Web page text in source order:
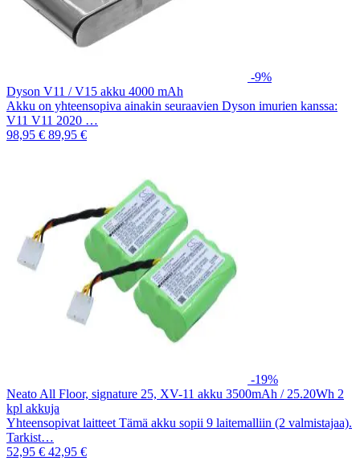
-9%
Dyson V11 / V15 akku 4000 mAh
Akku on yhteensopiva ainakin seuraavien Dyson imurien kanssa:
V11 V11 2020 …
98,95 € 89,95 €
-19%
Neato All Floor, signature 25, XV-11 akku 3500mAh / 25.20Wh 2
kpl akkuja
Yhteensopivat laitteet Tämä akku sopii 9 laitemalliin (2 valmistajaa).
Tarkist…
52,95 € 42,95 €